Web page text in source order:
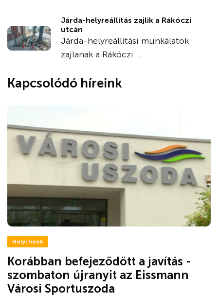
Járda-helyreállítás zajlik a Rákóczi
utcán
Járda-helyreállítási munkálatok
zajlanak a Rákóczi ...
Kapcsolódó híreink
Helyi hírek
Korábban befejeződött a javítás -
szombaton újranyit az Eissmann
Városi Sportuszoda